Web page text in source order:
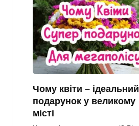
Чому квіти – ідеальний
подарунок у великому
місті